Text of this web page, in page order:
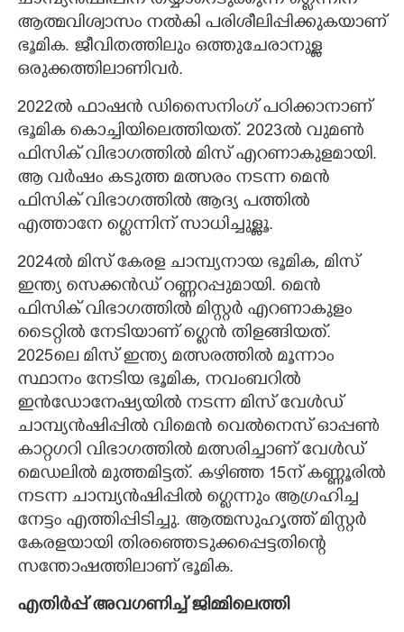
ആത്മവിശ്വാസം നൽകി പരിശീലിപ്പിക്കുകയാണ്
ഭൂമിക. ജീവിതത്തിലും ഒത്തുചേരാനുള്ള
ഒരുക്കത്തിലാണിവർ.
2022ൽ ഫാഷൻ ഡിസൈനിംഗ് പഠിക്കാനാണ്
ഭൂമിക കൊച്ചിയിലെത്തിയത്. 2023ൽ വുമൺ
ഫിസിക് വിഭാഗത്തിൽ മിസ് എറണാകുളമായി.
ആ വർഷം കടുത്ത മത്സരം നടന്ന മെൻ
ഫിസിക് വിഭാഗത്തിൽ ആദ്യ പത്തിൽ
എത്താനേ ഗ്ലെന്നിന് സാധിച്ചുള്ളൂ.
2024ൽ മിസ് കേരള ചാമ്പ്യനായ ഭൂമിക, മിസ്
ഇന്ത്യ സെക്കൻഡ് റണ്ണറപ്പുമായി. മെൻ
ഫിസിക് വിഭാഗത്തിൽ മിസ്റ്റർ എറണാകുളം
ടൈറ്റിൽ നേടിയാണ് ഗ്ലെൻ തിളങ്ങിയത്.
2025ലെ മിസ് ഇന്ത്യ മത്സരത്തിൽ മൂന്നാം
സ്ഥാനം നേടിയ ഭൂമിക, നവംബറിൽ
ഇൻഡോനേഷ്യയിൽ നടന്ന മിസ് വേൾഡ്
ചാമ്പ്യൻഷിപ്പിൽ വിമെൻ വെൽനെസ് ഓപ്പൺ
കാറ്റഗറി വിഭാഗത്തിൽ മത്സരിച്ചാണ് വേൾഡ്
മെഡലിൽ മുത്തമിട്ടത്. കഴിഞ്ഞ 15ന് കണ്ണൂരിൽ
നടന്ന ചാമ്പ്യൻഷിപ്പിൽ ഗ്ലെന്നും ആഗ്രഹിച്ച
നേട്ടം എത്തിപ്പിടിച്ചു. ആത്മസുഹൃത്ത് മിസ്റ്റർ
കേരളയായി തിരഞ്ഞെടുക്കപ്പെട്ടതിന്റെ
സന്തോഷത്തിലാണ് ഭൂമിക.
എതിർപ്പ് അവഗണിച്ച് ജിമ്മിലെത്തി